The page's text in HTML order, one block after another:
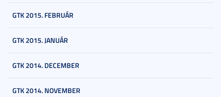
GTK 2015. FEBRUÁR
GTK 2015. JANUÁR
GTK 2014. DECEMBER
GTK 2014. NOVEMBER